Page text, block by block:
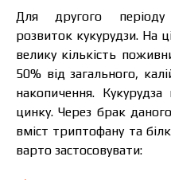
Для другого періоду
розвиток кукурудзи. На
велику кількість
50% від загального,
накопичення.
цинку. Через брак
вміст триптофану та
варто застосовувати:
Я ознайомився
захисту
Зв’язатися
захисту